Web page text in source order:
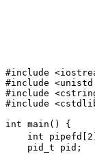
#include
#include
#include
#include
int main() {
int
    pid_t pid;